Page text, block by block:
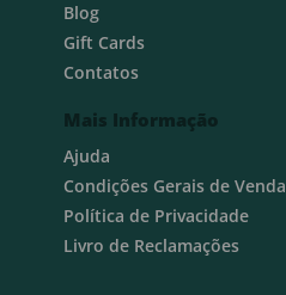
Blog
Gift Cards
Contatos
Mais Informação
Ajuda
Condições Gerais de Venda
Política de Privacidade
Livro de Reclamações